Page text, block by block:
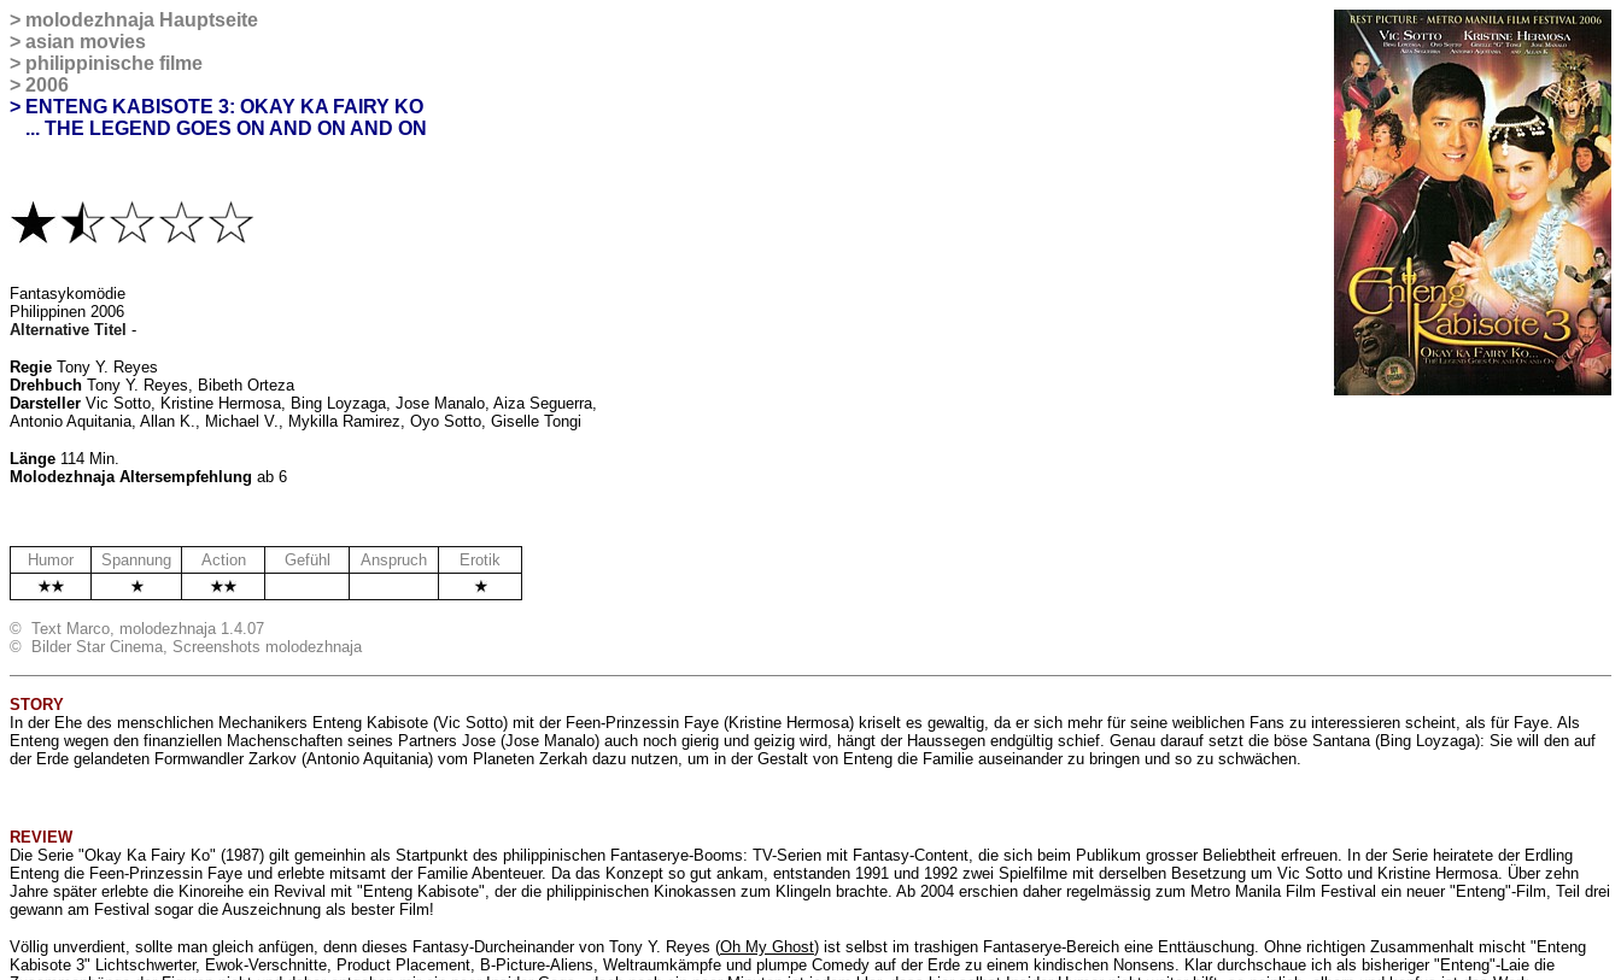
> molodezhnaja Hauptseite
> asian movies
> philippinische filme
> 2006
> ENTENG KABISOTE 3: OKAY KA FAIRY KO
... THE LEGEND GOES ON AND ON AND ON
Fantasykomödie
Philippinen 2006
Alternative Titel -
Regie Tony Y. Reyes
Drehbuch Tony Y. Reyes, Bibeth Orteza
Darsteller Vic Sotto, Kristine Hermosa, Bing Loyzaga, Jose Manalo, Aiza Seguerra,
Antonio Aquitania, Allan K., Michael V., Mykilla Ramirez, Oyo Sotto, Giselle Tongi
Länge 114 Min.
Molodezhnaja Altersempfehlung ab 6
Humor Spannung Action Gefühl Anspruch
Erotik
© Text Marco, molodezhnaja 1.4.07
© Bilder Star Cinema, Screenshots molodezhnaja
STORY
In der Ehe des menschlichen Mechanikers Enteng Kabisote (Vic Sotto) mit der Feen-Prinzessin Faye (Kristine Hermosa) kriselt es gewaltig, da er sich mehr für seine weiblichen Fans zu interessieren scheint, als für Faye. Als
Enteng wegen den finanziellen Machenschaften seines Partners Jose (Jose Manalo) auch noch gierig und geizig wird, hängt der Haussegen endgültig schief. Genau darauf setzt die böse Santana (Bing Loyzaga): Sie will den auf
der Erde gelandeten Formwandler Zarkov (Antonio Aquitania) vom Planeten Zerkah dazu nutzen, um in der Gestalt von Enteng die Familie auseinander zu bringen und so zu schwächen.
REVIEW
Die Serie "Okay Ka Fairy Ko" (1987) gilt gemeinhin als Startpunkt des philippinischen Fantaserye-Booms: TV-Serien mit Fantasy-Content, die sich beim Publikum grosser Beliebtheit erfreuen. In der Serie heiratete der Erdling
Enteng die Feen-Prinzessin Faye und erlebte mitsamt der Familie Abenteuer. Da das Konzept so gut ankam, entstanden 1991 und 1992 zwei Spielfilme mit derselben Besetzung um Vic Sotto und Kristine Hermosa. Über zehn
Jahre später erlebte die Kinoreihe ein Revival mit "Enteng Kabisote", der die philippinischen Kinokassen zum Klingeln brachte. Ab 2004 erschien daher regelmässig zum Metro Manila Film Festival ein neuer "Enteng"-Film, Teil drei
gewann am Festival sogar die Auszeichnung als bester Film!
Völlig unverdient, sollte man gleich anfügen, denn dieses Fantasy-Durcheinander von Tony Y. Reyes (Oh My Ghost) ist selbst im trashigen Fantaserye-Bereich eine Enttäuschung. Ohne richtigen Zusammenhalt mischt "Enteng
Kabisote 3" Lichtschwerter, Ewok-Verschnitte, Product Placement, B-Picture-Aliens, Weltraumkämpfe und plumpe Comedy auf der Erde zu einem kindischen Nonsens. Klar durchschaue ich als bisheriger "Enteng"-Laie die